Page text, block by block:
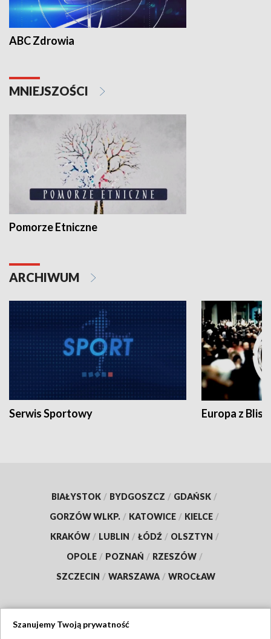
ABC Zdrowia
MNIEJSZOŚCI
Pomorze Etniczne
ARCHIWUM
Serwis Sportowy Europa z
BIAŁYSTOK / BYDGOSZCZ / GDAŃSK /
GORZÓW WLKP. / KATOWICE / KIELCE /
KRAKÓW / LUBLIN / ŁÓDŹ / OLSZTYN /
OPOLE / POZNAŃ / RZESZÓW /
SZCZECIN / WARSZAWA / WROCŁAW
Szanujemy Twoją prywatność